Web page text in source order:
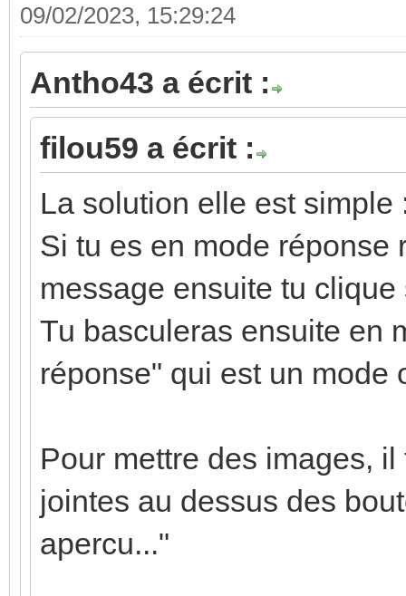
09/02/2023, 15:29:24
Antho43 a écrit :
filou59 a écrit :
La solution elle est simple
Si tu es en mode réponse
message ensuite tu
Tu basculeras ensuite en
réponse" qui est un mode
Pour mettre des images,
jointes au dessus des
apercu..."